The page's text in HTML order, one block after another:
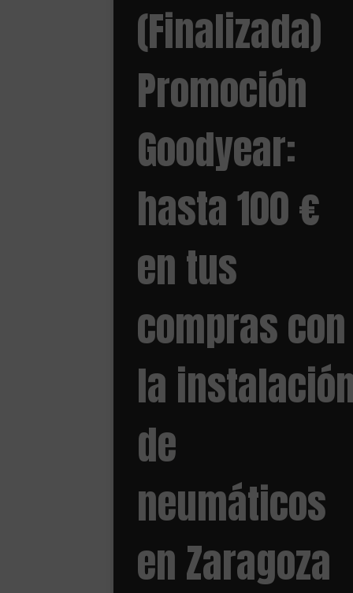
(Finalizada)
Promoción
Goodyear:
hasta 100 €
en tus
compras con
la
de
neumáticos
en Zaragoza